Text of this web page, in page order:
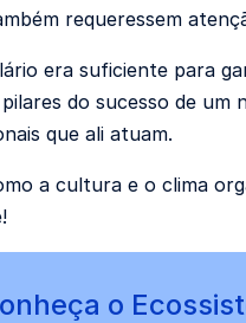
requeressem
era suficiente para
do sucesso de
que ali atuam.
a cultura e o clima
o